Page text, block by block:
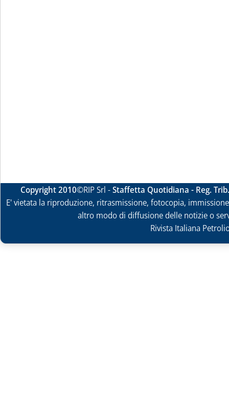
Copyright 2010©RIP Srl -Staffetta Quotidiana - Reg.
E' vietata la riproduzione, ritrasmissione, fotocopia,
altro modo di diffusione delle notizie o
Rivista Italiana